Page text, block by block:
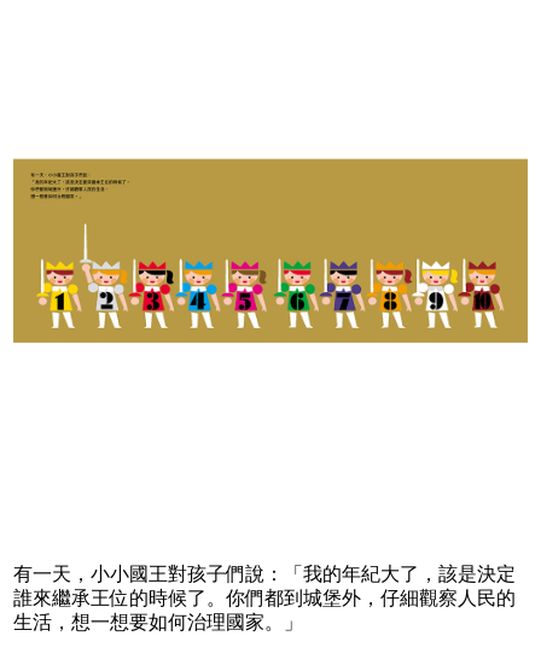
有一天，小小國王對孩子們說：「我的年紀大了，該是決定
誰來繼承王位的時候了。你們都到城堡外，仔細觀察人民的
生活，想一想要如何治理國家。」